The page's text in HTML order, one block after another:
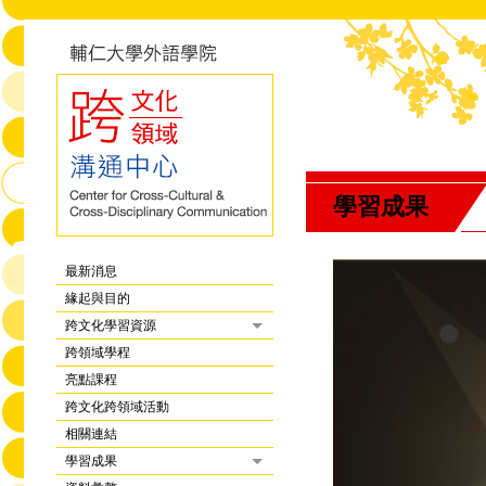
最新消息
緣起與目的
跨文化學習資源
跨領域學程
亮點課程
跨文化跨領域活動
相關連結
學習成果
學習成果